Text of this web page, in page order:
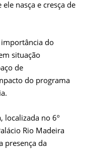
nasça e cresça de
importância do
situação
de
do programa
localizada no 6º
Rio Madeira
presença da